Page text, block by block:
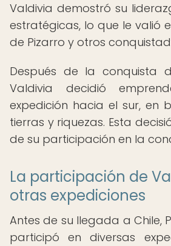
Valdivia demostró su
estratégicas, lo que le valió
de Pizarro y otros
Después de la conquista
Valdivia decidió
expedición hacia el sur, en
tierras y riquezas. Esta
de su participación en la
La participación de
otras expediciones
Antes de su llegada a Chile,
participó en diversas